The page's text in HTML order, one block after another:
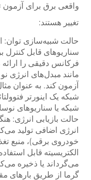
واقعی برق برای آزمون
تغییر هستند:
حالت شبیه‌سازی توان:
سناریوهای قابل کنترل
فرکانس دقیقی را
مانند مبدل‌های انرژی
آزمون کند. به عنوان
شبکه یا سناریوهای
حالت بازیابی انرژی:
انرژی اضافی تولید
خودروی برقی)، منبع
الکتریسیته قابل
می‌گرداند یا ذخیره
گرما از طریق بارهای